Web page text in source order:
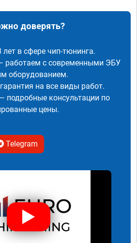
доверять?
в сфере чип-тюнинга.
работаем с современными ЭБУ
оборудованием.
на все виды работ.
подробные консультации по
цены.
Telegram